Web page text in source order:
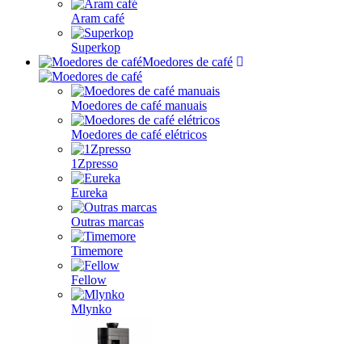
Aram café
Superkop
Moedores de café
Moedores de café manuais
Moedores de café elétricos
1Zpresso
Eureka
Outras marcas
Timemore
Fellow
Mlynko